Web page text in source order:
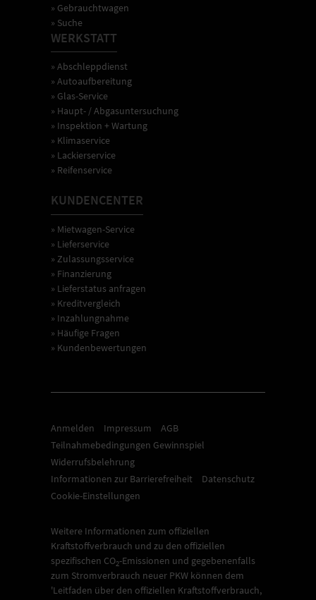
» Gebrauchtwagen
» Suche
WERKSTATT
» Abschleppdienst
» Autoaufbereitung
» Glas-Service
» Haupt- / Abgasuntersuchung
» Inspektion + Wartung
» Klimaservice
» Lackierservice
» Reifenservice
KUNDENCENTER
» Mietwagen-Service
» Lieferservice
» Zulassungsservice
» Finanzierung
» Lieferstatus anfragen
» Kreditvergleich
» Inzahlungnahme
» Häufige Fragen
» Kundenbewertungen
Anmelden Impressum
AGB
Teilnahmebedingungen Gewinnspiel
Widerrufsbelehrung
Informationen zur Barrierefreiheit
Datenschutz
Cookie-Einstellungen
Weitere Informationen zum offiziellen
Kraftstoffverbrauch und zu den offiziellen
spezifischen CO2-Emissionen und gegebenenfalls
zum Stromverbrauch neuer PKW können dem
'Leitfaden über den offiziellen Kraftstoffverbrauch,